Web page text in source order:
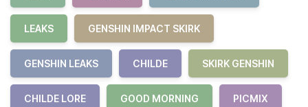
LEAKS GENSHIN IMPACT SKIRK
GENSHIN LEAKS CHILDE SKIRK GENSHIN
CHILDE LORE GOOD MORNING PICMIX